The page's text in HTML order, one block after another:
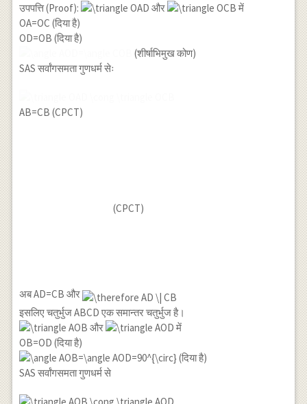
उपपत्ति (Proof): और
में
OA=OC (दिया है)
OD=OB (दिया है)
(शीर्षाभिमुख कोण)
SAS सर्वांगसमता गुणधर्म सेः
AB=CB (CPCT)
(CPCT)
अब AD=CB और
इसलिए चतुर्भुज ABCD एक समान्तर चतुर्भुज है।
और
में
OB=OD (दिया है)
(दिया है)
SAS सर्वांगसमता गुणधर्म से